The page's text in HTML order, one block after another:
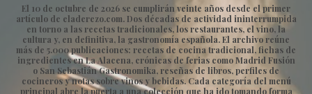
El 10 de octubre de 2026 se cumplirán veinte años desde el primer
artículo de eladerezo.com. Dos décadas de actividad ininterrumpida
en torno a las recetas tradicionales, los restaurantes, el vino, la
cultura y, en definitiva, la gastronomía española. El archivo reúne
más de 5.000 publicaciones: recetas de cocina tradicional, fichas de
ingredientes en La Alacena, crónicas de ferias como Madrid Fusión
o San Sebastián Gastronomika, reseñas de libros, perfiles de
cocineros y notas sobre vinos y bebidas. Cada categoría del menú
principal abre la puerta a una colección que ha ido tomando forma